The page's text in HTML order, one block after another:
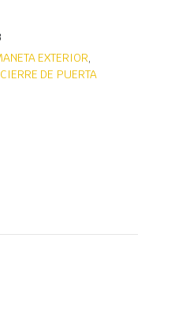
EXTERIOR,
DE PUERTA